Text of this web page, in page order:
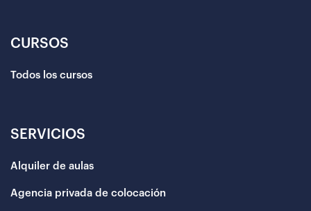
CURSOS
Todos los cursos
SERVICIOS
Alquiler de aulas
Agencia privada de colocación